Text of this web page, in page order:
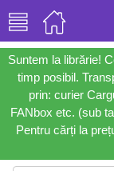
Suntem la librărie!
timp posibil.
prin: curier
FANbox etc. (sub
Pentru cărți la